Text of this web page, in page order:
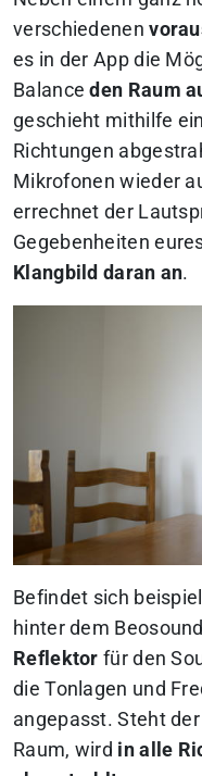
verschiedenen
es in der App die
Balanceden Raum
geschieht mithilfe
Richtungen
Mikrofonen wieder
errechnet der
Gegebenheiten
Klangbild daran an.
Befindet sich
hinter dem
Reflektor für den
die Tonlagen und
angepasst. Steht
Raum, wird in alle